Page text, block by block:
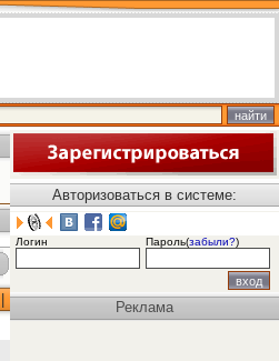
Авторизоваться в системе:
Логин Пароль(забыли?)
Реклама